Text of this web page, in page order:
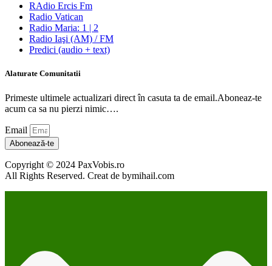
RAdio Ercis Fm
Radio Vatican
Radio Maria: 1 | 2
Radio Iaşi (AM) / FM
Predici (audio + text)
Alaturate Comunitatii
Primeste ultimele actualizari direct în casuta ta de email.Aboneaz-te
acum ca sa nu pierzi nimic….
Email
Abonează-te
Copyright © 2024 PaxVobis.ro
All Rights Reserved. Creat de bymihail.com